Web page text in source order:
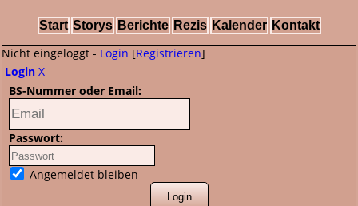
Start Storys Berichte Rezis Kalender Kontakt
Nicht eingeloggt - Login [Registrieren]
Login X
BS-Nummer oder Email:
Passwort:
Angemeldet bleiben